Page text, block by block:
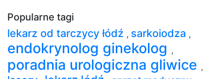
Popularne tagi
lekarz od tarczycy łódź , sarkoiodza ,
endokrynolog ginekolog ,
poradnia urologiczna gliwice ,